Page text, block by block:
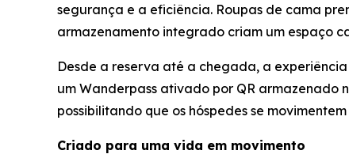
segurança e a eficiência. Roupas de cama
armazenamento integrado criam um espaço
Desde a reserva até a chegada, a
um Wanderpass ativado por QR armazenado
possibilitando que os hóspedes se
Criado para uma vida em movimento